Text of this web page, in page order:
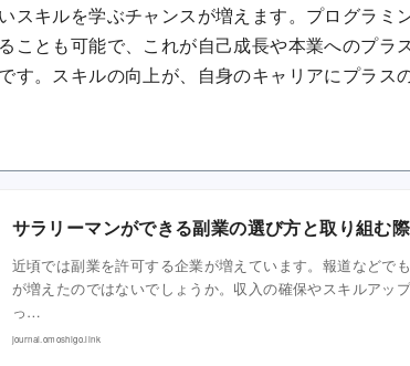
スキルを学ぶチャンスが増えます。プログラミ
ことも可能で、これが自己成長や本業へのプラ
す。スキルの向上が、自身のキャリアにプラス
サラリーマンができる副業の選び方と取り組む
近頃では副業を許可する企業が増えています。報道などで
が増えたのではないでしょうか。収入の確保やスキルアッ
っ…
journal.omoshigo.link